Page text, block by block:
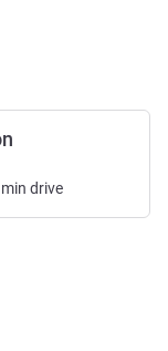
min drive